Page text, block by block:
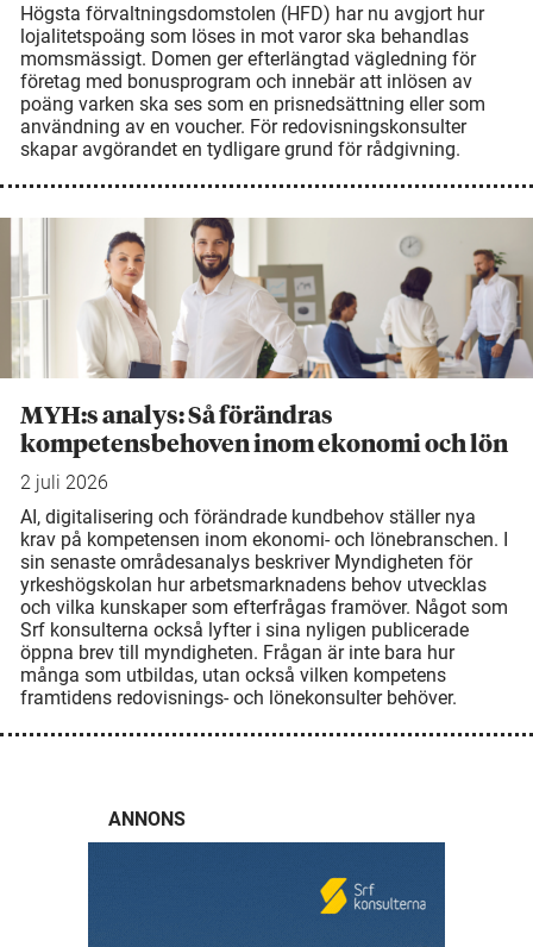
Högsta förvaltningsdomstolen (HFD) har nu avgjort hur
lojalitetspoäng som löses in mot varor ska behandlas
momsmässigt. Domen ger efterlängtad vägledning för
företag med bonusprogram och innebär att inlösen av
poäng varken ska ses som en prisnedsättning eller som
användning av en voucher. För redovisningskonsulter
skapar avgörandet en tydligare grund för rådgivning.
MYH:s analys: Så förändras
kompetensbehoven inom ekonomi och lön
2 juli 2026
AI, digitalisering och förändrade kundbehov ställer nya
krav på kompetensen inom ekonomi- och lönebranschen. I
sin senaste områdesanalys beskriver Myndigheten för
yrkeshögskolan hur arbetsmarknadens behov utvecklas
och vilka kunskaper som efterfrågas framöver. Något som
Srf konsulterna också lyfter i sina nyligen publicerade
öppna brev till myndigheten. Frågan är inte bara hur
många som utbildas, utan också vilken kompetens
framtidens redovisnings- och lönekonsulter behöver.
ANNONS